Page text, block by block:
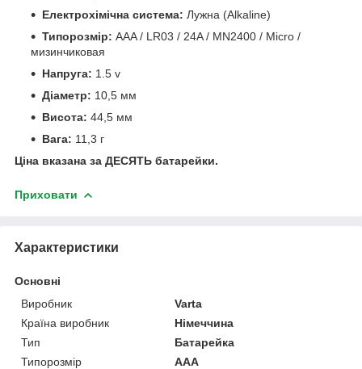
Електрохімічна система: Лужна (Alkaline)
Типорозмір: AAA / LR03 / 24A / MN2400 / Micro /
мизинчиковая
Напруга: 1.5 v
Діаметр: 10,5 мм
Висота: 44,5 мм
Вага: 11,3 г
Ціна вказана за ДЕСЯТЬ батарейки.
Приховати
Характеристики
Основні
Виробник
Varta
Країна виробник
Німеччина
Тип
Батарейка
Типорозмір
AAA